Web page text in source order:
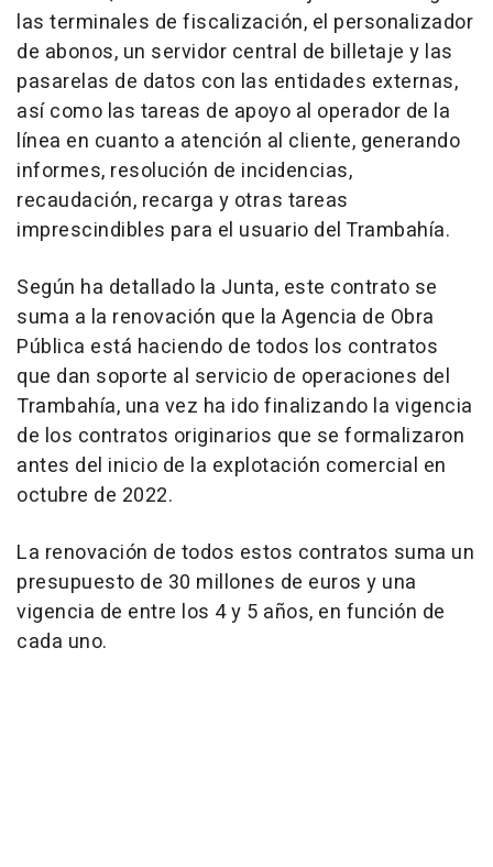
las terminales de fiscalización, el personalizador
de abonos, un servidor central de billetaje y las
pasarelas de datos con las entidades externas,
así como las tareas de apoyo al operador de la
línea en cuanto a atención al cliente, generando
informes, resolución de incidencias,
recaudación, recarga y otras tareas
imprescindibles para el usuario del Trambahía.
Según ha detallado la Junta, este contrato se
suma a la renovación que la Agencia de Obra
Pública está haciendo de todos los contratos
que dan soporte al servicio de operaciones del
Trambahía, una vez ha ido finalizando la vigencia
de los contratos originarios que se formalizaron
antes del inicio de la explotación comercial en
octubre de 2022.
La renovación de todos estos contratos suma un
presupuesto de 30 millones de euros y una
vigencia de entre los 4 y 5 años, en función de
cada uno.